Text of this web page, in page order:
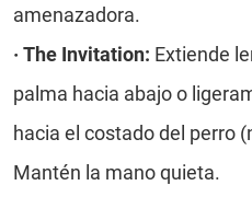
amenazadora.
· The Invitation: Extiende
palma hacia abajo o
hacia el costado del perro
Mantén la mano quieta.